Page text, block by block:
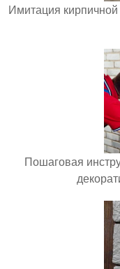
Имитация
Пошаговая